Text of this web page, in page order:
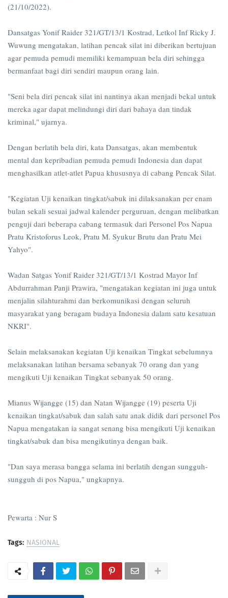
(21/10/2022).
Dansatgas Yonif Raider 321/GT/13/1 Kostrad, Letkol Inf Ricky J.
Wuwung mengatakan, latihan pencak silat ini diberikan bertujuan
agar pemuda pemudi memiliki kemampuan bela diri sehingga
bermanfaat bagi diri sendiri maupun orang lain.
"Seni bela diri pencak silat ini nantinya akan menjadi bekal untuk
mereka agar dapat melindungi diri dari bahaya dan tindak
kriminal," ujarnya.
Dengan berlatih bela diri, kata Dansatgas, akan membentuk
mental dan kepribadian pemuda pemudi Indonesia dan dapat
menghasilkan atlet-atlet Papua khususnya di cabang Pencak Silat.
"Kegiatan Uji kenaikan tingkat/sabuk ini dilaksanakan per enam
bulan sekali sesuai jadwal kalender perguruan, dengan melibatkan
penguji dari beberapa cabang termasuk dari Personel Pos Napua
Pratu Kristoforus Leok, Pratu M. Syukur Brutu dan Pratu Mei
Yahyo".
Wadan Satgas Yonif Raider 321/GT/13/1 Kostrad Mayor Inf
Abdurrahman Panji Prawira, "mengatakan kegiatan ini juga untuk
menjalin silahturahmi dan berkomunikasi dengan seluruh
masyarakat yang beragam budaya Indonesia dalam satu kesatuan
NKRI".
Selain melaksanakan kegiatan Uji kenaikan Tingkat sebelumnya
melaksanakan latihan bersama sebanyak 70 orang dan yang
mengikuti Uji kenaikan Tingkat sebanyak 50 orang.
Mianus Wijangge (15) dan Natan Wijangge (19) peserta Uji
kenaikan tingkat/sabuk dan salah satu anak didik dari personel Pos
Napua mengatakan ia sangat senang bisa mengikuti Uji kenaikan
tingkat/sabuk dan bisa mengikutinya dengan baik.
"Dan saya merasa bangga selama ini berlatih dengan sungguh-
sungguh di pos Napua," ungkapnya.
Pewarta : Nur S
Tags: NASIONAL